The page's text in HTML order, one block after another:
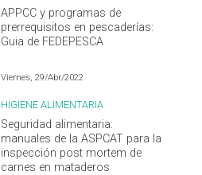
APPCC y programas de
prerrequisitos en pescaderías:
Guia de FEDEPESCA
Viernes, 29/Abr/2022
HIGIENE ALIMENTARIA
Seguridad alimentaria:
manuales de la ASPCAT para la
inspección post mortem de
carnes en mataderos